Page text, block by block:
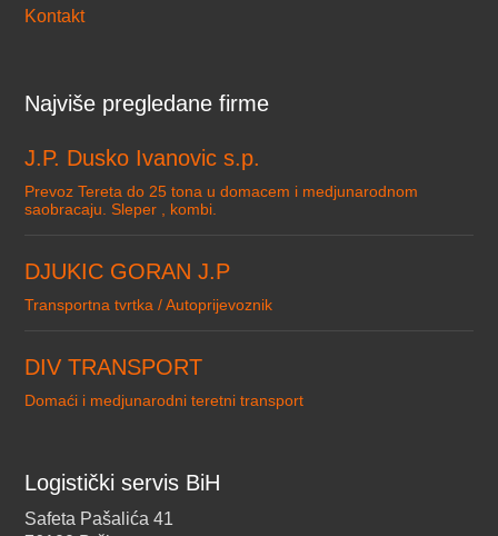
Kontakt
Najviše pregledane firme
J.P. Dusko Ivanovic s.p.
Prevoz Tereta do 25 tona u domacem i medjunarodnom
saobracaju. Sleper , kombi.
DJUKIC GORAN J.P
Transportna tvrtka / Autoprijevoznik
DIV TRANSPORT
Domaći i medjunarodni teretni transport
Logistički servis BiH
Safeta Pašalića 41